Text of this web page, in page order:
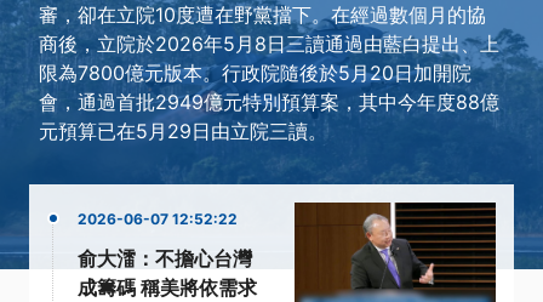
審，卻在立院10度遭在野黨擋下。在經過數個月的協
商後，立院於2026年5月8日三讀通過由藍白提出、上
限為7800億元版本。行政院隨後於5月20日加開院
會，通過首批2949億元特別預算案，其中今年度88億
元預算已在5月29日由立院三讀。
2026-06-07 12:52:22
俞大㵢：不擔心台灣
成籌碼 稱美將依需求